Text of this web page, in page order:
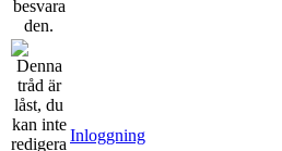
Inloggning